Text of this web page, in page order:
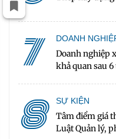
7 DOANH
Doanh nghiệp
khả quan sau
8 SỰ KIỆN
Tâm điểm giá
Luật Quản lý,